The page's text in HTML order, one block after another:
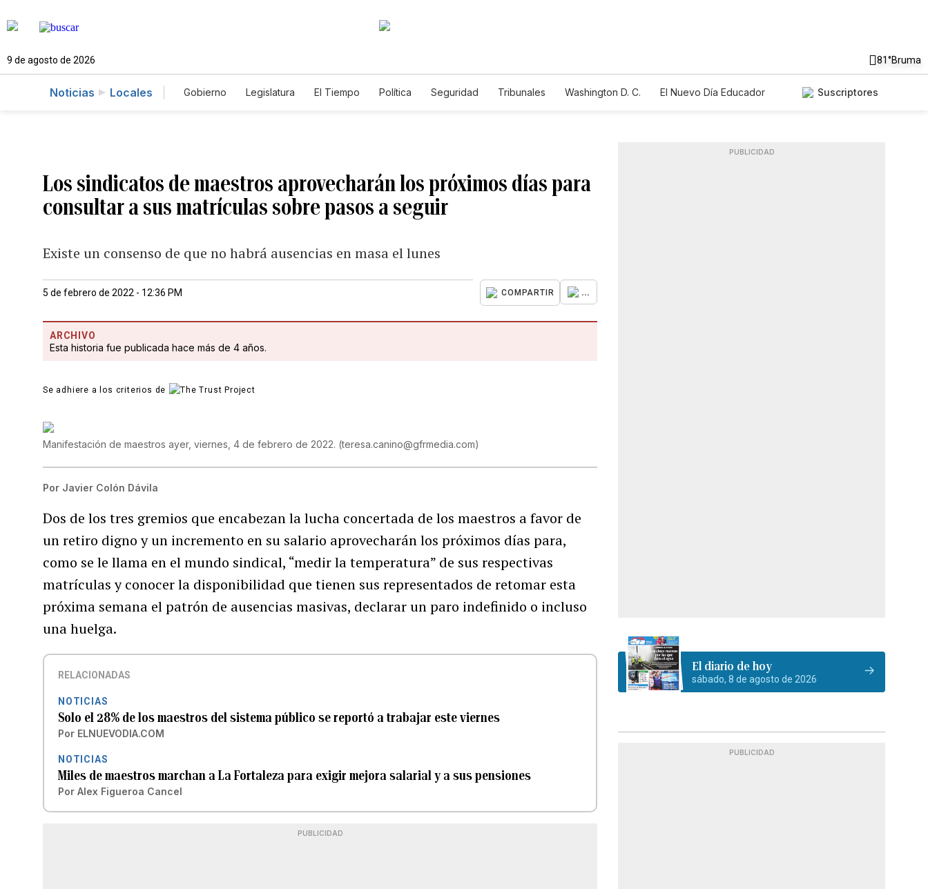
9 de agosto de 2026 81°Bruma
Noticias Locales Gobierno Legislatura El Tiempo Política Seguridad Tribunales Washington D. C.
El Nuevo Día Educador
Suscriptores
Los sindicatos de maestros aprovecharán los próximos días para
consultar a sus matrículas sobre pasos a seguir
Existe un consenso de que no habrá ausencias en masa el lunes
5 de febrero de 2022 - 12:36 PM COMPARTIR ...
ARCHIVO
Esta historia fue publicada hace más de 4 años.
Se adhiere a los criterios de
Manifestación de maestros ayer, viernes, 4 de febrero de 2022. (teresa.canino@gfrmedia.com)
Por Javier Colón Dávila
Dos de los tres gremios que encabezan la lucha concertada de los maestros a favor de
un retiro digno y un incremento en su salario aprovecharán los próximos días para,
como se le llama en el mundo sindical, “medir la temperatura” de sus respectivas
matrículas y conocer la disponibilidad que tienen sus representados de retomar esta
próxima semana el patrón de ausencias masivas, declarar un paro indefinido o incluso
una huelga.
RELACIONADAS
NOTICIAS
Solo el 28% de los maestros del sistema público se reportó a trabajar este viernes
Por ELNUEVODIA.COM
NOTICIAS
Miles de maestros marchan a La Fortaleza para exigir mejora salarial y a sus pensiones
Por Alex Figueroa Cancel
PUBLICIDAD
PUBLICIDAD
El diario de hoy
sábado, 8 de agosto de 2026
PUBLICIDAD